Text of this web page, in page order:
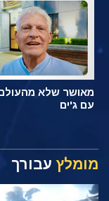
מאושר שלא
עם ג'ים
מומלץעבורך